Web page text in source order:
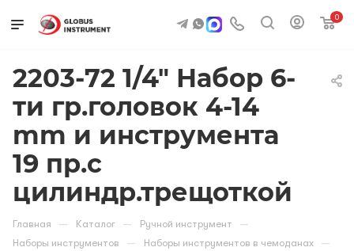
0
2203-72 1/4" Набор 6-
ти гр.головок 4-14
mm и инструмента
19 пр.с
цилиндр.трещоткой
Главная — Каталог — Ручной инструмент —
Наборы инструментов — Наборы инструментов в чемоданах —